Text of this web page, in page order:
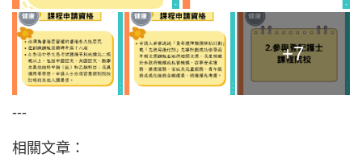
+7
---
相關文章：